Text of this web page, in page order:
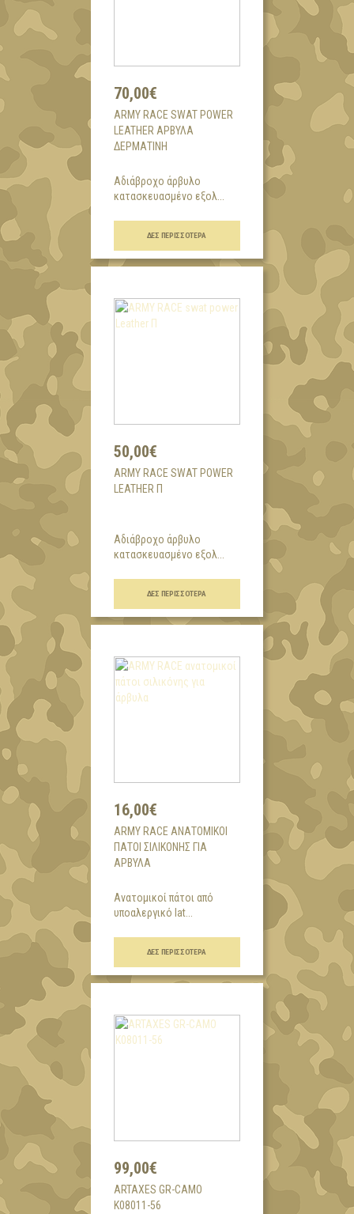
70,00€
ARMY RACE SWAT POWER
LEATHER ΑΡΒΎΛΑ
ΔΕΡΜΆΤΙΝΗ
Αδιάβροχο άρβυλο
κατασκευασμένο εξολ...
ΔΕΣ ΠΕΡΙΣΣΌΤΕΡΑ
50,00€
ARMY RACE SWAT POWER
LEATHER Π
Αδιάβροχο άρβυλο
κατασκευασμένο εξολ...
ΔΕΣ ΠΕΡΙΣΣΌΤΕΡΑ
16,00€
ARMY RACE ΑΝΑΤΟΜΙΚΟΊ
ΠΆΤΟΙ ΣΙΛΙΚΌΝΗΣ ΓΙΑ
ΆΡΒΥΛΑ
Ανατομικοί πάτοι από
υποαλεργικό lat...
ΔΕΣ ΠΕΡΙΣΣΌΤΕΡΑ
99,00€
ARTAXES GR-CAMO
K08011-56